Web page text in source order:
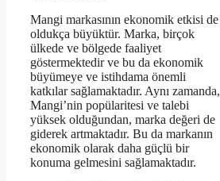
Mangi markasının ekonomik etkisi de
oldukça büyüktür. Marka, birçok
ülkede ve bölgede faaliyet
göstermektedir ve bu da ekonomik
büyümeye ve istihdama önemli
katkılar sağlamaktadır. Aynı zamanda,
Mangi’nin popülaritesi ve talebi
yüksek olduğundan, marka değeri de
giderek artmaktadır. Bu da markanın
ekonomik olarak daha güçlü bir
konuma gelmesini sağlamaktadır.